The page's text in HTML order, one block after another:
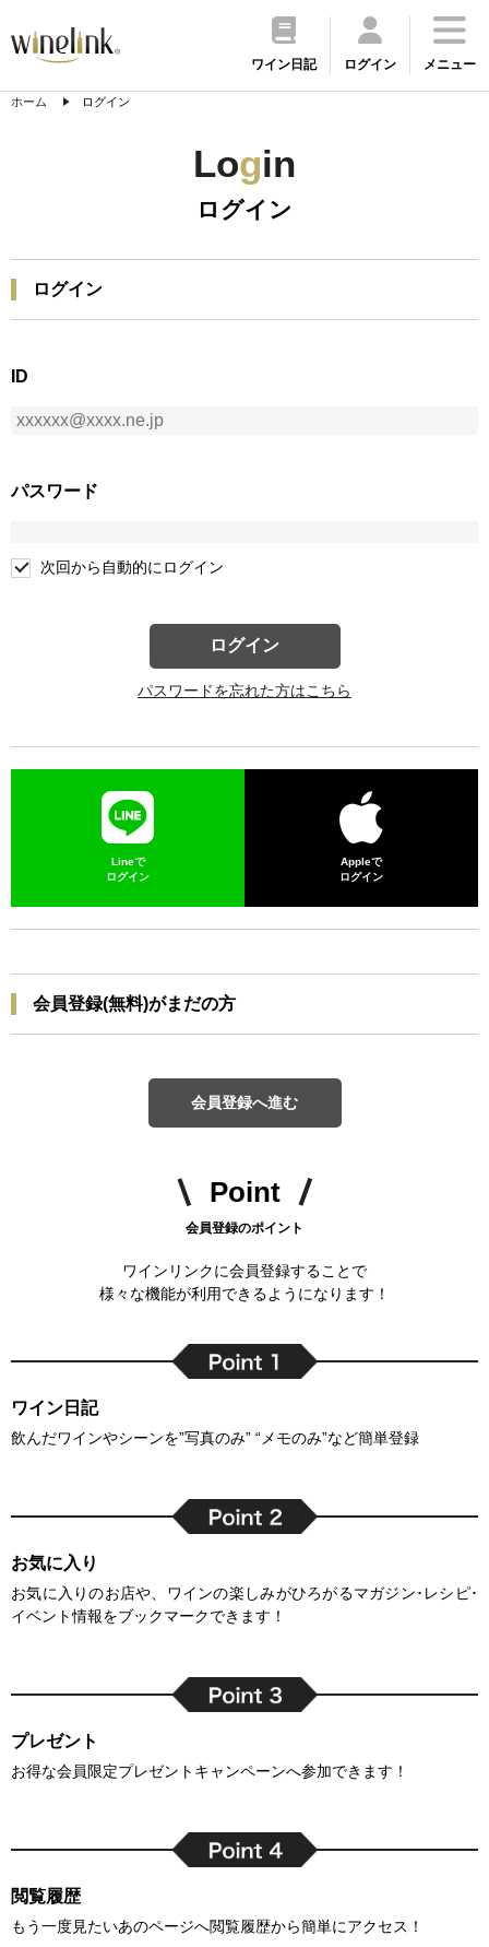
ワイン日記 ログイン メニュー
ホーム ログイン
Login
ログイン
ログイン
ID
パスワード
次回から自動的にログイン
ログイン
パスワードを忘れた方はこちら
Lineで
ログイン
Appleで
ログイン
会員登録(無料)がまだの方
会員登録へ進む
Point
会員登録のポイント
ワインリンクに会員登録することで
様々な機能が利用できるようになります！
ワイン日記
飲んだワインやシーンを”写真のみ” “メモのみ”など簡単登録
お気に入り
お気に入りのお店や、ワインの楽しみがひろがるマガジン･レシピ･
イベント情報をブックマークできます！
プレゼント
お得な会員限定プレゼントキャンペーンへ参加できます！
閲覧履歴
もう一度見たいあのページへ閲覧履歴から簡単にアクセス！